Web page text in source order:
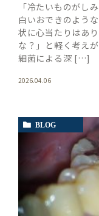
「冷たいものがし
白いおできのよう
状に心当たりはあ
な？」と軽く考え
細菌による深 […]
2026.04.06
BLOG